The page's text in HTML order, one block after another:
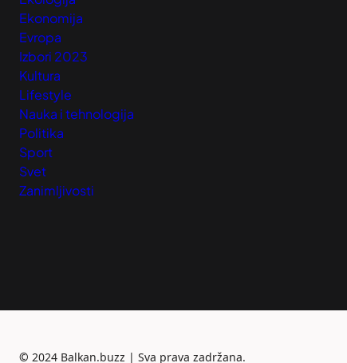
Ekonomija
Evropa
Izbori 2023
Kultura
Lifestyle
Nauka i tehnologija
Politika
Sport
Svet
Zanimljivosti
© 2024 Balkan.buzz | Sva prava zadržana.